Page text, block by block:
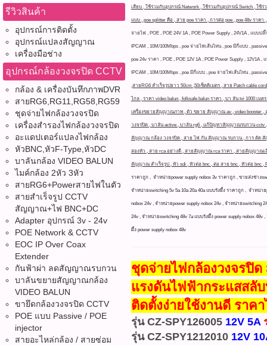
รีวิวสินค้า
อุปกรณ์การติดตั้ง
อุปกรณ์แปลงสัญญาณ
เครื่องมือช่าง
อุปกรณ์กล้องวงจรปิด CCTV
กล้อง & เครื่องบันทึกภาพDVR
สายRG6,RG11,RG58,RG59
ชุดจ่ายไฟกล้องวงจรปิด
เครื่องสำรองไฟกล้องวงจรปิด
อะแดปเตอร์แปลงไฟกล้อง
หัวBNC,หัวF-Type,หัวDC
บาลันกล้อง VIDEO BALUN
ไมค์กล้อง 2หัว 3หัว
สายRG6+Powerสายไฟในตัว
สายสำเร็จรูป CCTV
สัญญาณ+ไฟ BNC+DC
Adapter อุปกรณ์ 3v - 24v
POE Network & CCTV
EOC IP Over Coax
Extender
กันฟ้าผ่า ลดสัญญาณรบกวน
บาลันขยายสัญญาณกล้อง
VIDEO BALUN
ขายึดกล้องวงจรปิด CCTV
POE แบบ Passive / POE
injector
สายอะไหล่กล้อง / สายซ่อม
เสียบ , ใช้ร่วมกับอุปกรณ์ Network , ใช้ร่วมกับอุปกรณ์ Switch , ใช้
แบบ , poe splitter คือ , สาย poe ราคา , การต่อ poe , poe 48v ราคา
จ่ายไฟ , POE , POE 24V 1A , POE Power Supply , 24V1A , แ
IPCAM , 10M/100Mbps , poe จ่ายไฟเส้นไหน , poe มีกี่แบบ ,
poe 24v ราคา , POE , POE 12V 1A , POE Power Supply ,
IPCAM , 10M/100Mbps , poe มีกี่แบบ , poe จ่ายไฟเส้นไหน ,
,สายRG6 สำเร็จรูปยาว 50cm ,50เซ็ตติเมตร , สาย Patch cable
ไกล , ราคา video balun , folksafe balun ราคา , บา ลัน tvi 1000
เครื่องขยายสัญญาณภาพ , ตัว ขยาย สัญญาณ av , video booster
วงจรปิด , บาลัน active , บาลัน rg6 , แก้ปัญหาสัญญาณรบกวน
สัญญาณ กล้อง วงจรปิด , สาย ไฟ กัน สัญญาณ รบกวน , การ ตัด สัญ
สองหัว , สาย rca อย่างดี , สายสัญญาณ rca ราคา , สายสัญญาณเสีย
สัญญาณ สำเร็จรูป , หัว sdi , หัวต่อ bnc , ต่อ สาย bnc , หัวต่อ bnc ,
ราคาถูก , จำหน่ายpower supply nobox 3v ราคาถูก , ขายส่งช่าง
จำหน่ายswitching 5v 5a 10a 20a 40a แบบรังผึ้ง ราคาถูก , จำหน่า
nobox 24v , จำหน่ายpower supply nobox 24v , จำหน่ายswitching
24v , จำหน่ายswitching 48v 7a แบบรังผึ้ง power supply nobox 48v
ผึ้ง power supply nobox 48v
ชุดจ่ายไฟกล้องวงจรปิด
แรงดันไฟฟ้ากระแสสลั
ติดตั้งง่ายใช้งานดี ราค
รุ่น CZ-SPY126005 12V 5A
รุ่น CZ-SPY1212010 12V